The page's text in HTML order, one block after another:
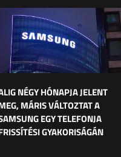
NÉGY HÓNAPJA JELENT
MÁRIS VÁLTOZTAT A
EGY TELEFONJA
GYAKORISÁGÁN